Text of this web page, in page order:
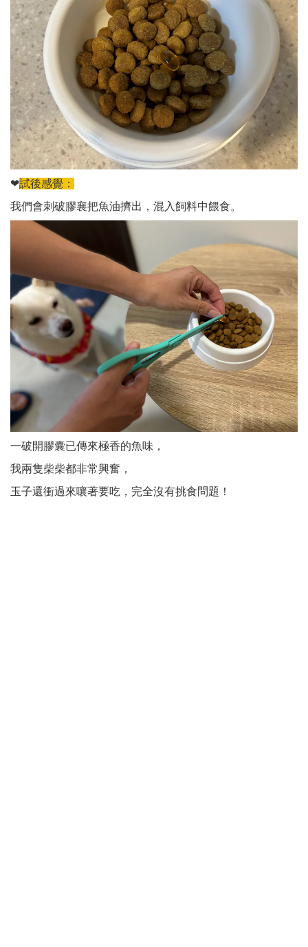
❤試後感覺：
我們會刺破膠襄把魚油擠出，混入飼料中餵食。
一破開膠囊已傳來極香的魚味，
我兩隻柴柴都非常興奮，
玉子還衝過來嚷著要吃，完全沒有挑食問題！